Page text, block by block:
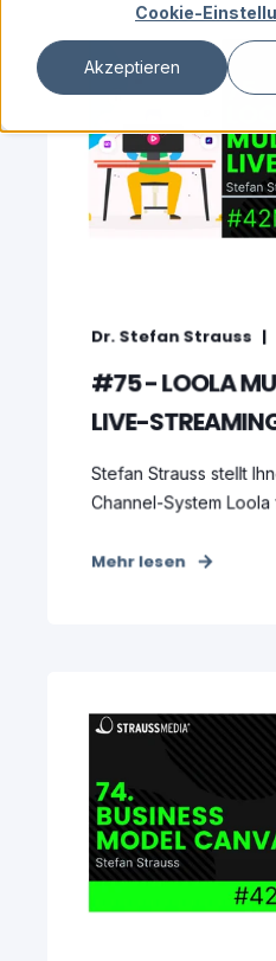
Cookie-
Akzeptieren
Dr. Stefan Strauss
#75 - LOOLA
LIVE-
Stefan Strauss stellt
Channel-System
Mehr lesen